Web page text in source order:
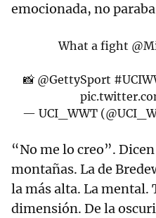
emocionada, no
What a fight
📸 @GettySport
— UCI_WWT
“No me lo creo”.
montañas. La de
la más alta. La mental.
dimensión. De la